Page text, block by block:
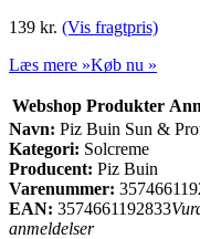
139 kr. (Vis fragtpris)
Læs mere »Køb nu »
Webshop Produkter
Navn: Piz Buin Sun &
Kategori: Solcreme
Producent: Piz Buin
Varenummer:
EAN: 3574661192833
anmeldelser